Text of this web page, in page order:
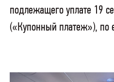
подлежащего уплате 19
(«Купонный платеж»), по